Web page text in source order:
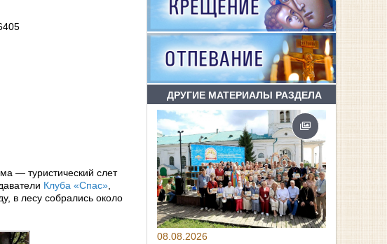
— туристический слет
Клуба «Спас»,
в лесу собрались около
ДРУГИЕ МАТЕРИАЛЫ РАЗДЕЛА
08.08.2026